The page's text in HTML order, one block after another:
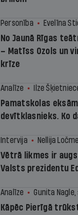
Personība Evelīna
No Jaunā Rīgas
– Matīss Ozols un
krīze
Analīze Ilze
Pamatskolas
devītklasnieks. Ko
Intervija Nellija
Vētrā likmes ir
Valsts prezidentu
Analīze Gunita
Kāpēc Pierīgā